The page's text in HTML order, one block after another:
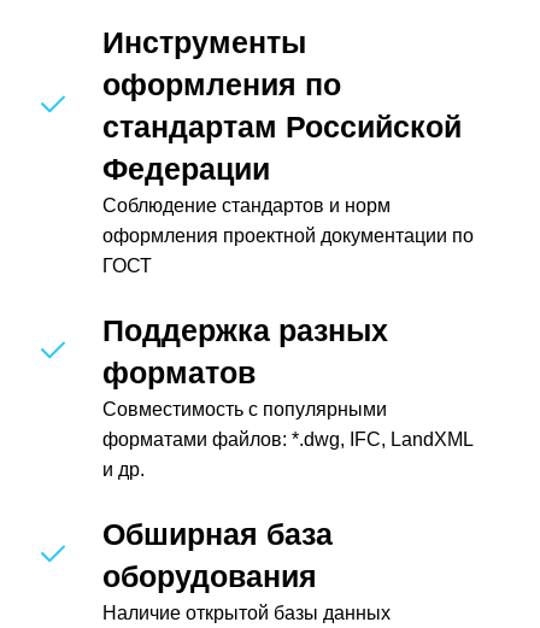
Инструменты
оформления по
стандартам Российской
Федерации
Соблюдение стандартов и норм
оформления проектной документации по
ГОСТ
Поддержка разных
форматов
Совместимость с популярными
форматами файлов: *.dwg, IFC, LandXML
и др.
Обширная база
оборудования
Наличие открытой базы данных